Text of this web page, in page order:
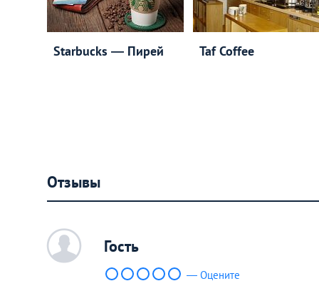
Starbucks ― Пирей Taf Coffee
Отзывы
c Гость
— Оцените